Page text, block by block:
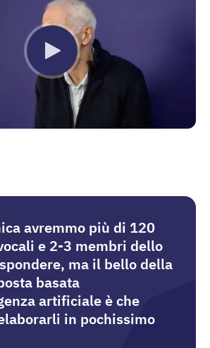
avremmo più di 120
e 2-3 membri dello
ma il bello della
basata
artificiale è che
in pochissimo